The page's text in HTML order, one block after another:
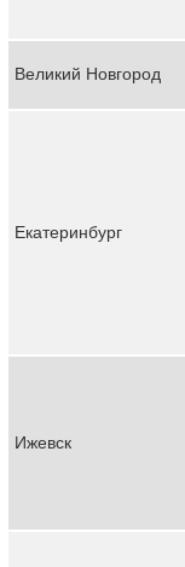
Великий Новгород
Екатеринбург
Ижевск